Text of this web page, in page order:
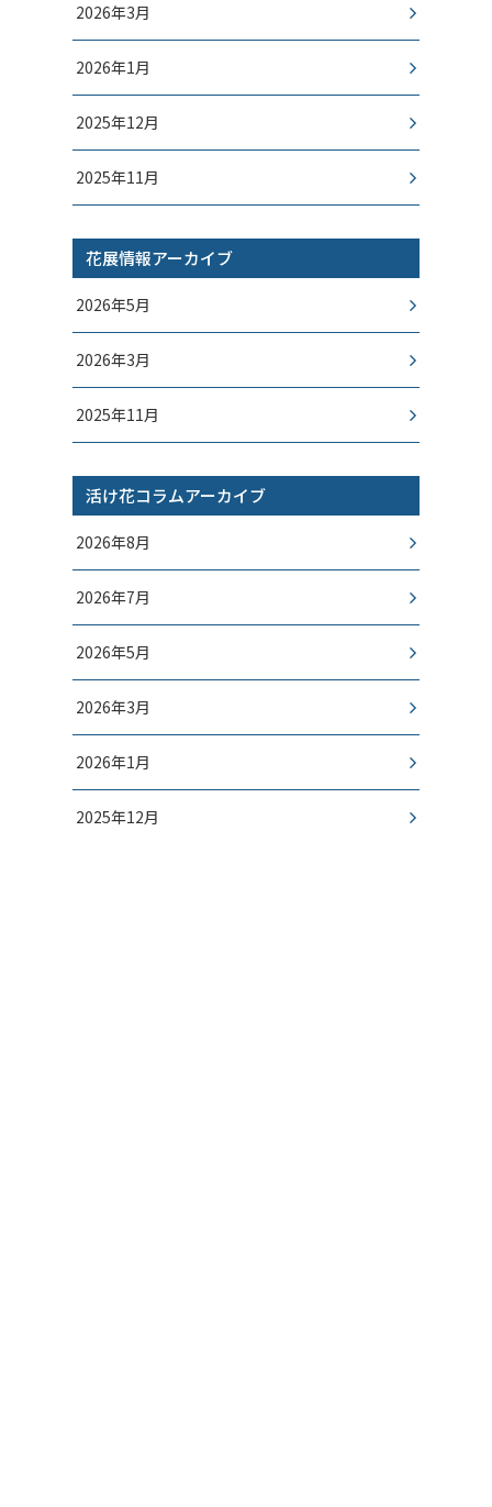
2026年3月
2026年1月
2025年12月
2025年11月
花展情報アーカイブ
2026年5月
2026年3月
2025年11月
活け花コラムアーカイブ
2026年8月
2026年7月
2026年5月
2026年3月
2026年1月
2025年12月